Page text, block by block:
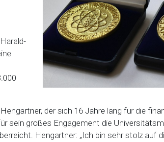
der sich 16 Jahre lang für die
sein großes Engagement die
Hengartner: „Ich bin sehr stolz auf